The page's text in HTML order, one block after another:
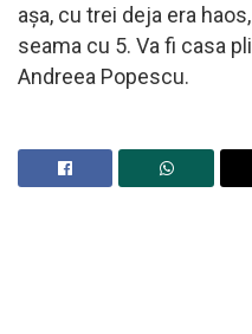
așa, cu trei deja era
seama cu 5. Va fi casa
Andreea Popescu.